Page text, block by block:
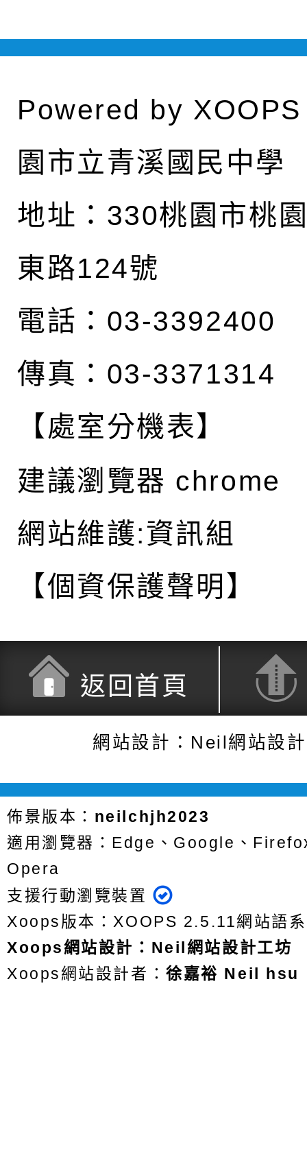
Powered by XOOPS
園市立青溪國民中學
地址： 330桃園市桃
東路124號
電話：03-3392400
傳真：03-3371314
【處室分機表】
建議瀏覽器 chrome
網站維護:資訊組
【個資保護聲明】
返回首頁
網站設計：Neil網站設
佈景版本： neilchjh2023
適用瀏覽器：Edge、Google、
Opera
支援行動瀏覽裝置
Xoops版本：XOOPS 2.5.11網站語
Xoops網站設計 ： Neil網站設計工坊
Xoops網站設計者：徐嘉裕 Neil hsu